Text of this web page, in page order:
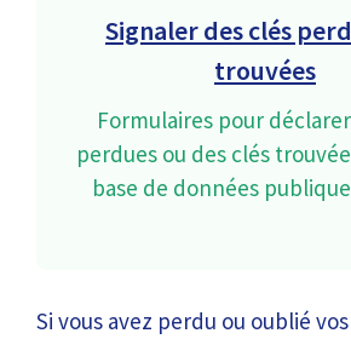
Signaler des clés
trouvées
Formulaires pour
perdues ou des clés
base de données
Si vous avez perdu ou oublié